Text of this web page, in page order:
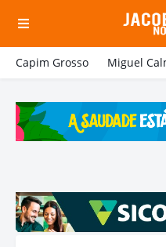
Capim Grosso Miguel